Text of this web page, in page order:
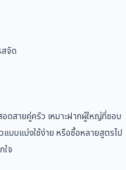
จัด
ดสายคู่ครัว เหมาะฝากผู้ใหญ่ที่ชอบ
บบแบ่งใช้ง่าย หรือซื้อหลายสูตรไป
ใจ